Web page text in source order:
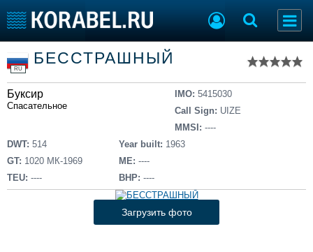
Тип судна
Добавить судно
Добавить проект
Последние 100
Пульс
Новости
Компании
Репутация
Торговая площадка
Доска объявлений
Продажа флота
Оборудование
Изделия
Материалы
Услуги
RU
БЕССТРАШНЫЙ
Буксир
Спасательное
IMO: 5415030
Call Sign: UIZE
MMSI: ----
DWT: 514
GT: 1020 МК-1969
TEU: ----
Year built: 1963
ME: ----
BHP: ----
Загрузить фото